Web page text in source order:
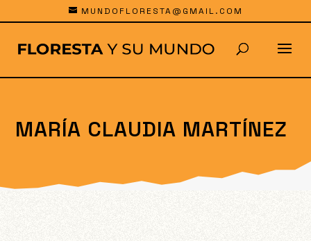
MUNDOFLORESTA@GMAIL.COM
MARÍA CLAUDIA MARTÍNEZ